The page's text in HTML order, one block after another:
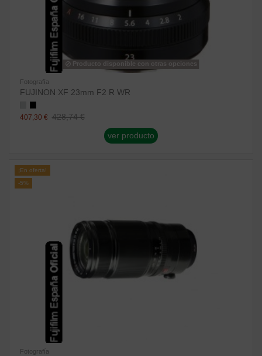
Producto disponible con otras opciones
Fotografía
FUJINON XF 23mm F2 R WR
407,30 € 428,74 €
ver producto
¡En oferta!
-5%
Fotografía